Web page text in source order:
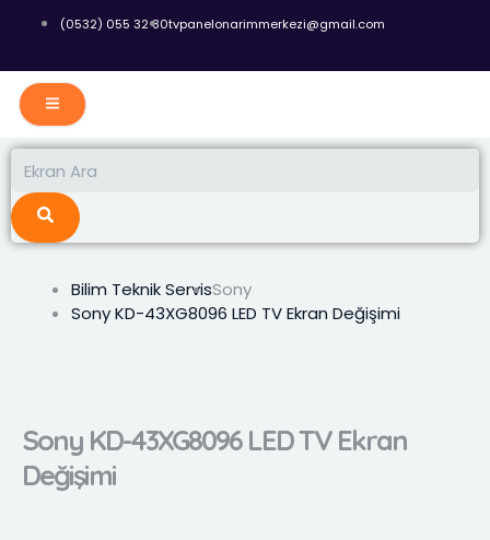
(0532) 055 32 80tvpanelonarimmerkezi@gmail.com
Bilim Teknik ServisSony
Sony KD-43XG8096 LED TV Ekran Değişimi
Sony KD-43XG8096 LED TV Ekran
Değişimi